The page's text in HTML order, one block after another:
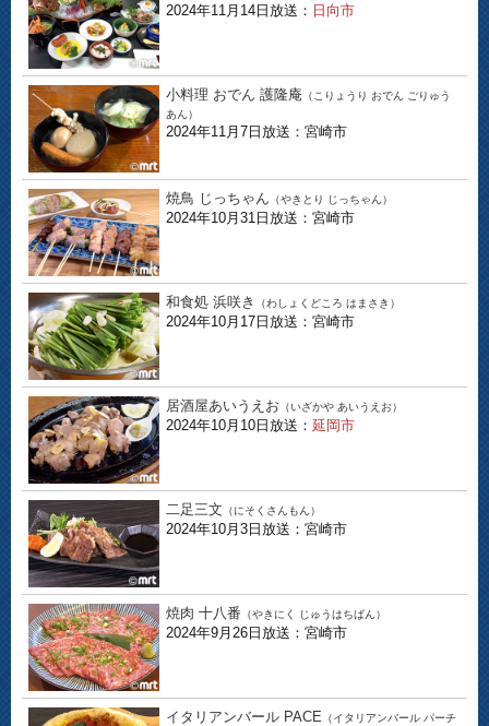
2024年11月14日放送： 日向市
小料理 おでん 護隆庵 （こりょうり おでん ごりゅう
あん）
2024年11月7日放送：宮崎市
焼鳥 じっちゃん （やきとり じっちゃん）
2024年10月31日放送：宮崎市
和食処 浜咲き （わしょくどころ はまさき）
2024年10月17日放送：宮崎市
居酒屋あいうえお （いざかや あいうえお）
2024年10月10日放送： 延岡市
二足三文 （にそくさんもん）
2024年10月3日放送：宮崎市
焼肉 十八番 （やきにく じゅうはちばん）
2024年9月26日放送：宮崎市
イタリアンバール PACE （イタリアンバール パーチ